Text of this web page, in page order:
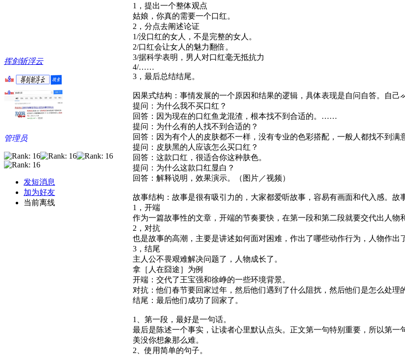
挥剑斩浮云
管理员
发短消息
加为好友
当前离线
1，提出一个整体观点
姑娘，你真的需要一个口红。
2，分点去阐述论证
1/没口红的女人，不是完整的女人。
2/口红会让女人的魅力翻倍。
3/据科学表明，男人对口红毫无抵抗力
4/……
3，最后总结结尾。
因果式结构：事情发展的一个原因和结果的逻辑，具体表现是自问自答。自己
提问：为什么我不买口红？
回答：因为现在的口红鱼龙混渣，根本找不到合适的。……
提问：为什么有的人找不到合适的？
回答：因为有个人的皮肤都不一样，没有专业的色彩搭配，一般人都找不到满
提问：皮肤黑的人应该怎么买口红？
回答：这款口红，很适合你这种肤色。
提问：为什么这款口红显白？
回答：解释说明，效果演示。（图片／视频）
故事结构：故事是很有吸引力的，大家都爱听故事，容易有画面和代入感。故
1，开端
作为一篇故事性的文章，开端的节奏要快，在第一段和第二段就要交代出人物
2，对抗
也是故事的高潮，主要是讲述如何面对困难，作出了哪些动作行为，人物作出
3，结尾
主人公不畏艰难解决问题了，人物成长了。
拿［人在囧途］为例
开端：交代了王宝强和徐峥的一些环境背景。
对抗：他们春节要回家过年，然后他们遇到了什么阻扰，然后他们是怎么处理
结尾：最后他们成功了回家了。
1、第一段，最好是一句话。
最后是陈述一个事实，让读者心里默认点头。正文第一句特别重要，所以第
美没你想象那么难。
2、使用简单的句子。